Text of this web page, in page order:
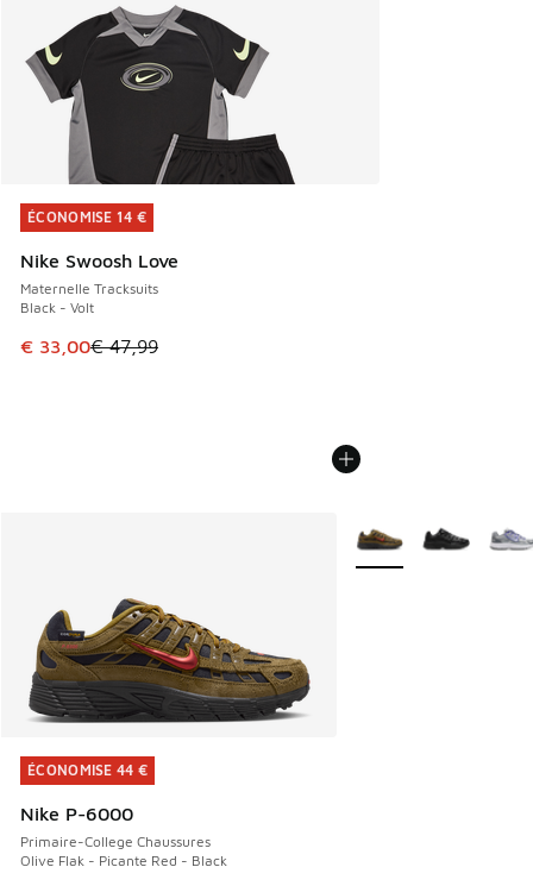
ÉCONOMISE 14 €
Nike Swoosh Love
Maternelle Tracksuits
Black - Volt
Cet article est en promotion. Prix en baisse de € 47,99 à
€ 33,00€ 47,99
ÉCONOMISE 14 €
ÉCONOMISE 44 €
Nike P-6000
Primaire-College Chaussures
Olive Flak - Picante Red - Black
ÉCONOMISE 44 €
Plus de couleurs